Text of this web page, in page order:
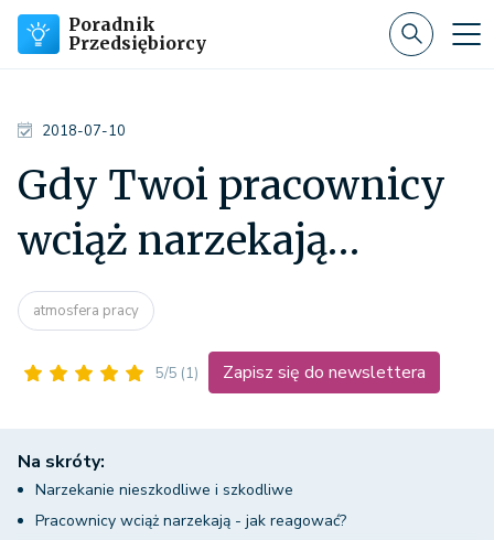
Poradnik
Przedsiębiorcy
2018-07-10
Gdy Twoi pracownicy
wciąż narzekają…
atmosfera pracy
5/5 (1) Zapisz się do newslettera
Na skróty:
Narzekanie nieszkodliwe i szkodliwe
Pracownicy wciąż narzekają - jak reagować?